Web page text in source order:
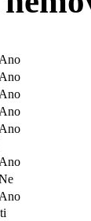
Ano
Ano
Ano
Ano
Ano
Ano
Ano